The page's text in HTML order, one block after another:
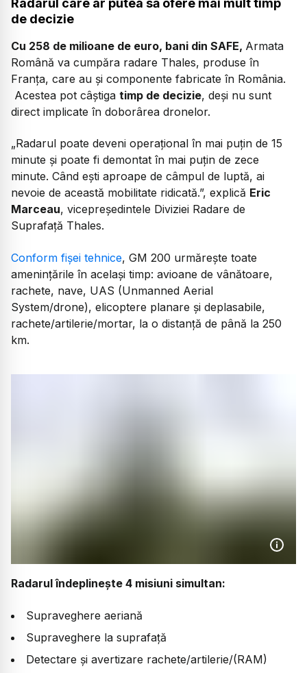
Radarul care ar putea să ofere mai mult timp
de decizie
Cu 258 de milioane de euro, bani din SAFE, Armata
Română va cumpăra radare Thales, produse în
Franța, care au și componente fabricate în România.
Acestea pot câștiga timp de decizie, deși nu sunt
direct implicate în doborârea dronelor.
„Radarul poate deveni operațional în mai puțin de 15
minute și poate fi demontat în mai puțin de zece
minute. Când ești aproape de câmpul de luptă, ai
nevoie de această mobilitate ridicată.”, explică Eric
Marceau, vicepreședintele Diviziei Radare de
Suprafață Thales.
Conform fișei tehnice, GM 200 urmărește toate
amenințările în același timp: avioane de vânătoare,
rachete, nave, UAS (Unmanned Aerial
System/drone), elicoptere planare și deplasabile,
rachete/artilerie/mortar, la o distanță de până la 250
km.
Radarul îndeplinește 4 misiuni simultan:
Supraveghere aeriană
Supraveghere la suprafață
Detectare și avertizare rachete/artilerie/(RAM)